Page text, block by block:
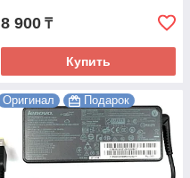
8 900 ₸
Купить
Оригинал Подарок